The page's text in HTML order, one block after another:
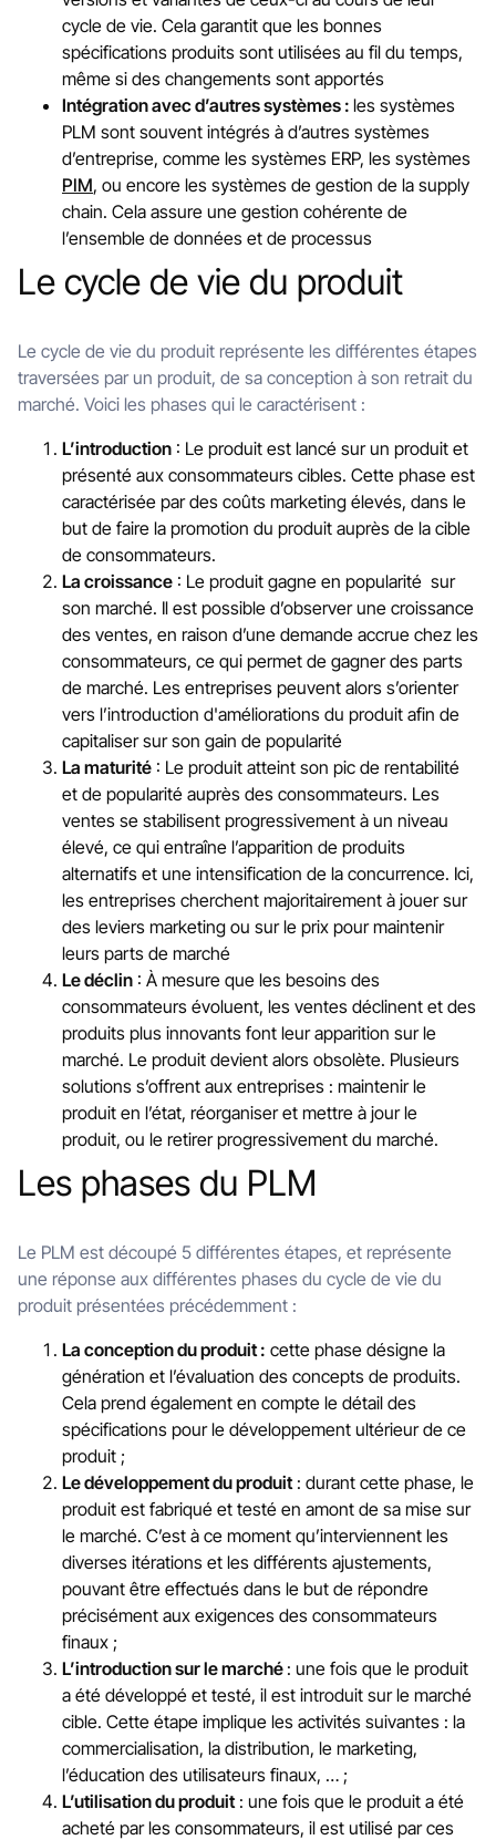
cycle de vie. Cela garantit que les bonnes
spécifications produits sont utilisées au fil du temps,
même si des changements sont apportés
Intégration avec d’autres systèmes : les systèmes
PLM sont souvent intégrés à d’autres systèmes
d’entreprise, comme les systèmes ERP, les systèmes
PIM, ou encore les systèmes de gestion de la supply
chain. Cela assure une gestion cohérente de
l’ensemble de données et de processus
Le cycle de vie du produit
Le cycle de vie du produit représente les différentes étapes
traversées par un produit, de sa conception à son retrait du
marché. Voici les phases qui le caractérisent :
L’introduction : Le produit est lancé sur un produit et
présenté aux consommateurs cibles. Cette phase est
caractérisée par des coûts marketing élevés, dans le
but de faire la promotion du produit auprès de la cible
de consommateurs.
La croissance : Le produit gagne en popularité sur
son marché. Il est possible d’observer une croissance
des ventes, en raison d’une demande accrue chez les
consommateurs, ce qui permet de gagner des parts
de marché. Les entreprises peuvent alors s’orienter
vers l’introduction d'améliorations du produit afin de
capitaliser sur son gain de popularité
La maturité : Le produit atteint son pic de rentabilité
et de popularité auprès des consommateurs. Les
ventes se stabilisent progressivement à un niveau
élevé, ce qui entraîne l’apparition de produits
alternatifs et une intensification de la concurrence. Ici,
les entreprises cherchent majoritairement à jouer sur
des leviers marketing ou sur le prix pour maintenir
leurs parts de marché
Le déclin : À mesure que les besoins des
consommateurs évoluent, les ventes déclinent et des
produits plus innovants font leur apparition sur le
marché. Le produit devient alors obsolète. Plusieurs
solutions s’offrent aux entreprises : maintenir le
produit en l’état, réorganiser et mettre à jour le
produit, ou le retirer progressivement du marché.
Les phases du PLM
Le PLM est découpé 5 différentes étapes, et représente
une réponse aux différentes phases du cycle de vie du
produit présentées précédemment :
La conception du produit : cette phase désigne la
génération et l’évaluation des concepts de produits.
Cela prend également en compte le détail des
spécifications pour le développement ultérieur de ce
produit ;
Le développement du produit: durant cette phase, le
produit est fabriqué et testé en amont de sa mise sur
le marché. C’est à ce moment qu’interviennent les
diverses itérations et les différents ajustements,
pouvant être effectués dans le but de répondre
précisément aux exigences des consommateurs
finaux ;
L’introduction sur le marché : une fois que le produit
a été développé et testé, il est introduit sur le marché
cible. Cette étape implique les activités suivantes : la
commercialisation, la distribution, le marketing,
l’éducation des utilisateurs finaux, … ;
L’utilisation du produit: une fois que le produit a été
acheté par les consommateurs, il est utilisé par ces